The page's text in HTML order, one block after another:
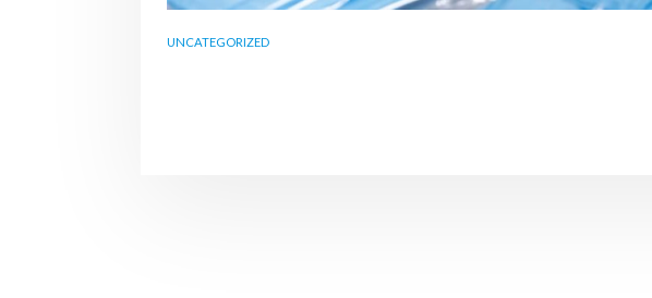
UNCATEGORIZED